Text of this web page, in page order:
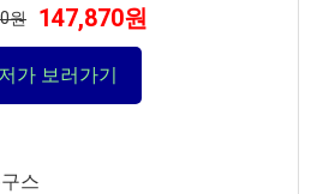
원 147,870원
가 보러가기
스